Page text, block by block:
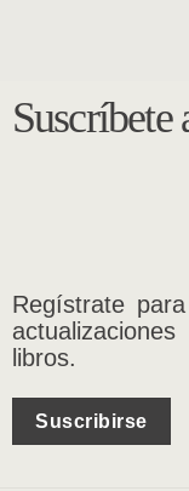
Suscríbete
Regístrate
libros.
Suscribirse